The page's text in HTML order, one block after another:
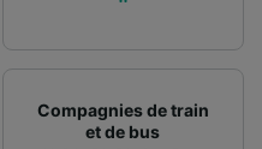
Compagnies de train
et de bus